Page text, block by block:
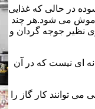
در حالی که غذایی
می شود.هر چند
نظیر جوجه گردان و
ای نیست که در آن
توانند کار گاز را